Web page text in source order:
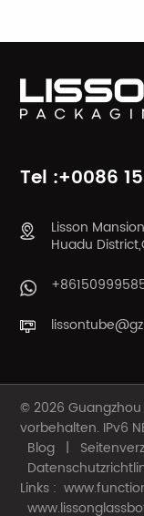
ERFAHREN
Tel :+0086
Lisson
Huadu
© 2026 Guangzhou
vorbehalten. IPv6
Blog |
Links :